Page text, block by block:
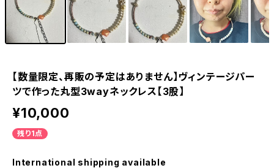
【数量限定、再販の予定はありません】ヴィンテージパー
ツで作った丸型3wayネックレス【3股】
¥10,000
残り1点
International shipping available